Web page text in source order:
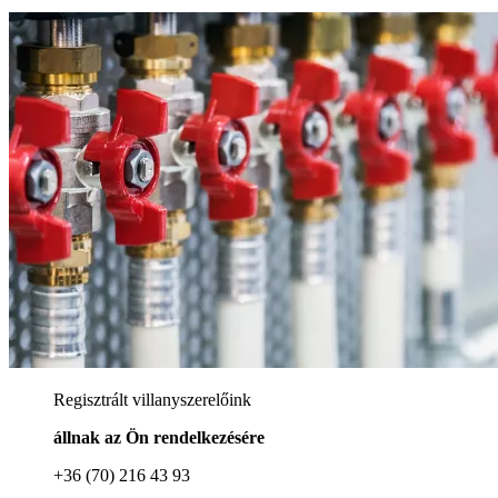
Regisztrált villanyszerelőink
állnak az Ön rendelkezésére
+36 (70) 216 43 93